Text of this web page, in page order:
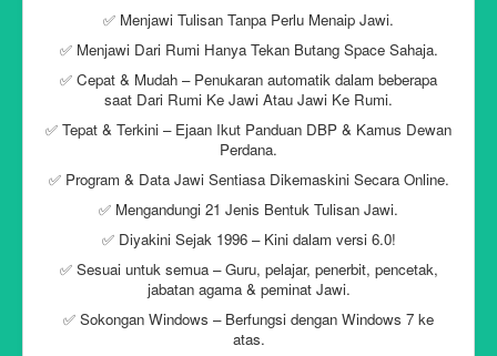
✅ Menjawi Tulisan Tanpa Perlu Menaip Jawi.
✅ Menjawi Dari Rumi Hanya Tekan Butang Space Sahaja.
✅ Cepat & Mudah – Penukaran automatik dalam beberapa
saat Dari Rumi Ke Jawi Atau Jawi Ke Rumi.
✅ Tepat & Terkini – Ejaan Ikut Panduan DBP & Kamus Dewan
Perdana.
✅ Program & Data Jawi Sentiasa Dikemaskini Secara Online.
✅ Mengandungi 21 Jenis Bentuk Tulisan Jawi.
✅ Diyakini Sejak 1996 – Kini dalam versi 6.0!
✅ Sesuai untuk semua – Guru, pelajar, penerbit, pencetak,
jabatan agama & peminat Jawi.
✅ Sokongan Windows – Berfungsi dengan Windows 7 ke
atas.